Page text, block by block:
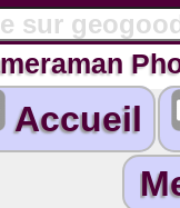
Accueil